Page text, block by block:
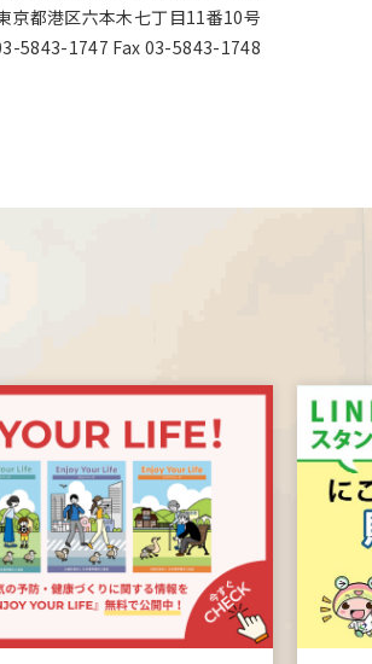
京都港区六本木七丁目11番10号
5843-1747 Fax 03-5843-1748